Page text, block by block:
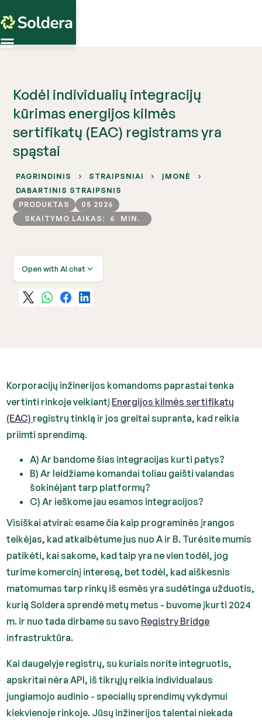
PAGRINDINIS STRAIPSNIAI
ĮMONĖ
DABARTINIS STRAIPSNIS
PRODUKTAS
05 2026
SKAITYMO LAIKAS:
6 MIN.
Open with AI chat
Kodėl individualių integracijų
kūrimas energijos kilmės
sertifikatų (EAC) registrams yra
spąstai
Korporacijų inžinerijos komandoms paprastai tenka
vertinti rinkoje veikiantį Energijos kilmės sertifikatų
(EAC) registrų tinklą ir jos greitai supranta, kad reikia
priimti sprendimą.
A) Ar bandome šias integracijas kurti patys?
B) Ar leidžiame komandai toliau gaišti valandas
šokinėjant tarp platformų?
C) Ar ieškome jau esamos integracijos?
Visiškai atvirai: esame čia kaip programinės įrangos
teikėjas, kad atkalbėtume jus nuo A ir B. Turėsite mumis
patikėti, kai sakome, kad taip yra ne vien todėl, jog
turime komercinį interesą, bet todėl, kad aiškesnis
matomumas tarp rinkų iš esmės yra sudėtinga užduotis,
kurią Soldera sprendė metų metus - buvome įkurti 2024
m. ir nuo tada dirbame su savo Registry Bridge
infrastruktūra.
Kai daugelyje registrų, su kuriais norite integruotis,
apskritai nėra API, iš tikrųjų reikia individualaus
jungiamojo audinio - specialių sprendimų vykdymui
kiekvienoje rinkoje. Jūsų inžinerijos talentai niekada